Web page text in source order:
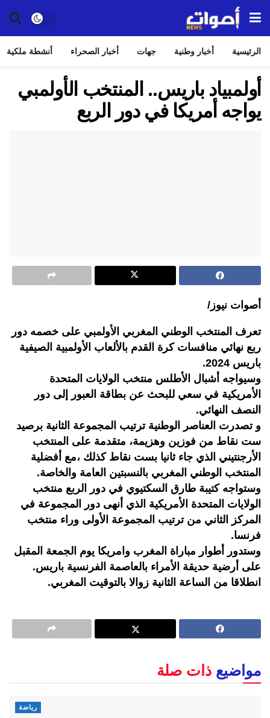
الرئيسية أخبار وطنية جهات أخبار الصحراء أنشطة ملكية
أولمبياد باريس.. المنتخب الأولمبي
يواجه أمريكا في دور الربع
أصوات نيوز/
تعرف المنتخب الوطني المغربي الأولمبي على خصمه دور
ربع نهائي منافسات كرة القدم بالألعاب الأولمبية الصيفية
باريس 2024.
وسيواجه أشبال الأطلس منتخب الولايات المتحدة
الأمريكية في سعي للبحث عن بطاقة العبور إلى دور
النصف النهائي.
و تصدرت العناصر الوطنية ترتيب المجموعة الثانية برصيد
ست نقاط من فوزين وهزيمة، متقدمة على المنتخب
الأرجنتيني الذي جاء ثانيا بست نقاط كذلك ،مع أفضلية
المنتخب الوطني المغربي بالنسبتين العامة والخاصة.
وستواجه كتيبة طارق السكتيوي في دور الربع منتخب
الولايات المتحدة الأمريكية الذي أنهى دور المجموعة في
المركز الثاني من ترتيب المجموعة الأولى وراء منتخب
فرنسا.
وستدور أطوار مباراة المغرب وامريكا يوم الجمعة المقبل
على أرضية حديقة الأمراء بالعاصمة الفرنسية باريس.
انطلاقا من الساعة الثانية زوالا بالتوقيت المغربي.
مواضيع ذات صلة
رياضة